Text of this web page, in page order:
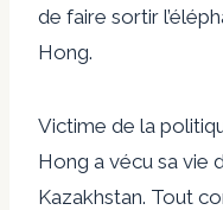
de faire sortir
Hong.
Victime de la
Hong a vécu sa vie
Kazakhstan. Tout